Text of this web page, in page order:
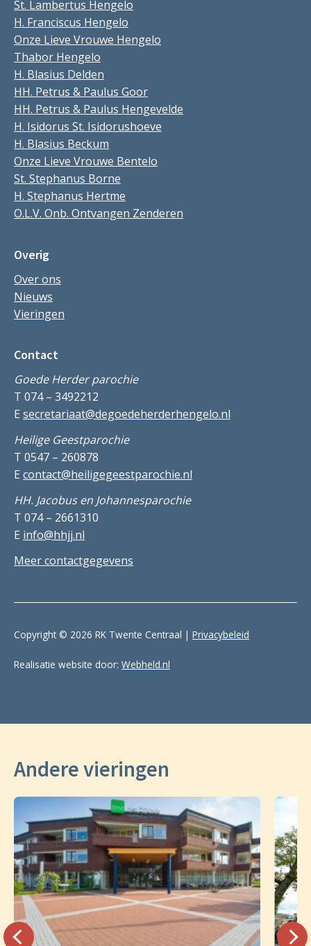
St. Lambertus Hengelo
H. Franciscus Hengelo
Onze Lieve Vrouwe Hengelo
Thabor Hengelo
H. Blasius Delden
HH. Petrus & Paulus Goor
HH. Petrus & Paulus Hengevelde
H. Isidorus St. Isidorushoeve
H. Blasius Beckum
Onze Lieve Vrouwe Bentelo
St. Stephanus Borne
H. Stephanus Hertme
O.L.V. Onb. Ontvangen Zenderen
Overig
Over ons
Nieuws
Vieringen
Contact
Goede Herder parochie
T 074 – 3492212
E secretariaat@degoedeherderhengelo.nl
Heilige Geestparochie
T 0547 – 260878
E contact@heiligegeestparochie.nl
HH. Jacobus en Johannesparochie
T 074 – 2661310
E info@hhjj.nl
Meer contactgegevens
Copyright © 2026 RK Twente Centraal | Privacybeleid
Realisatie website door: Webheld.nl
Andere vieringen